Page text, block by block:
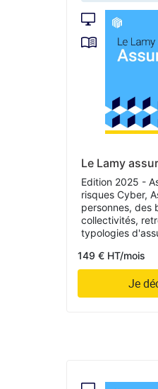
Le Lamy
Edition 2025 -
risques Cyber,
personnes, des
collectivités,
typologies
149 € HT/mois
Je